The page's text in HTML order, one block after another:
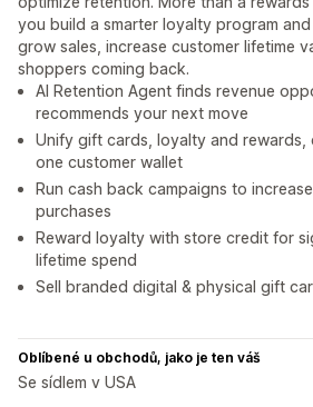
you build a smarter loyalty program
grow sales, increase customer lifetime
shoppers coming back.
AI Retention Agent finds revenue
recommends your next move
Unify gift cards, loyalty and rewards,
one customer wallet
Run cash back campaigns to
purchases
Reward loyalty with store credit for
lifetime spend
Sell branded digital & physical gift
Oblíbené u obchodů, jako je ten váš
Se sídlem v USA